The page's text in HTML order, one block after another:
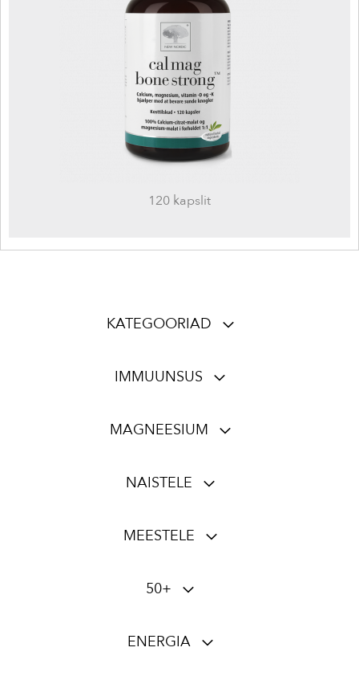
120 kapslit
KATEGOORIAD
IMMUUNSUS
MAGNEESIUM
NAISTELE
MEESTELE
50+
ENERGIA